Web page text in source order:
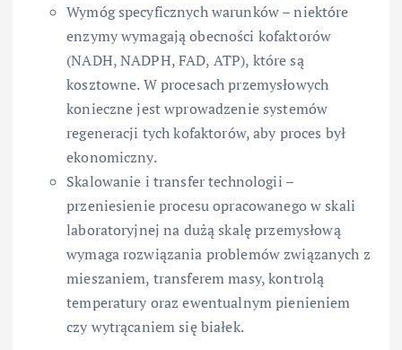
Wymóg specyficznych warunków – niektóre
enzymy wymagają obecności kofaktorów
(NADH, NADPH, FAD, ATP), które są
kosztowne. W procesach przemysłowych
konieczne jest wprowadzenie systemów
regeneracji tych kofaktorów, aby proces był
ekonomiczny.
Skalowanie i transfer technologii –
przeniesienie procesu opracowanego w skali
laboratoryjnej na dużą skalę przemysłową
wymaga rozwiązania problemów związanych z
mieszaniem, transferem masy, kontrolą
temperatury oraz ewentualnym pienieniem
czy wytrącaniem się białek.